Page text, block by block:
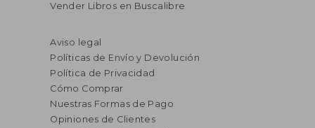
Vender Libros en Buscalibre
Aviso legal
Políticas de Envío y Devolución
Política de Privacidad
Cómo Comprar
Nuestras Formas de Pago
Opiniones de Clientes